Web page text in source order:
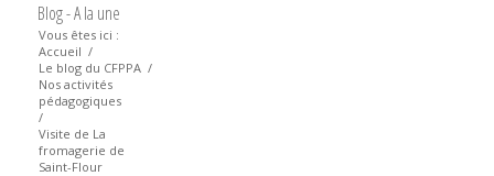
Blog - A la une
Vous êtes ici :
Accueil /
Le blog du CFPPA /
Nos activités
pédagogiques
/
Visite de La
fromagerie de
Saint-Flour